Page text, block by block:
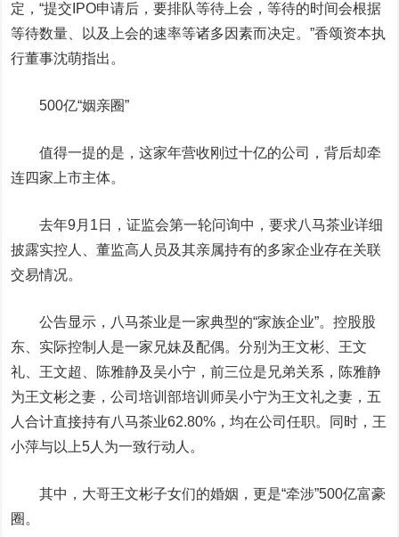
定，“提交IPO申请后，要排队等待上会，等待的时间会根据
等待数量、以及上会的速率等诸多因素而决定。”香颂资本执
行董事沈萌指出。
500亿“姻亲圈”
值得一提的是，这家年营收刚过十亿的公司，背后却牵
连四家上市主体。
去年9月1日，证监会第一轮问询中，要求八马茶业详细
披露实控人、董监高人员及其亲属持有的多家企业存在关联
交易情况。
公告显示，八马茶业是一家典型的“家族企业”。控股股
东、实际控制人是一家兄妹及配偶。分别为王文彬、王文
礼、王文超、陈雅静及吴小宁，前三位是兄弟关系，陈雅静
为王文彬之妻，公司培训部培训师吴小宁为王文礼之妻，五
人合计直接持有八马茶业62.80%，均在公司任职。同时，王
小萍与以上5人为一致行动人。
其中，大哥王文彬子女们的婚姻，更是“牵涉”500亿富豪
圈。